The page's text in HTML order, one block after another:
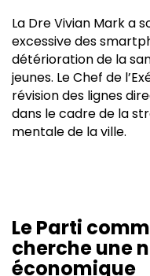
La Dre Vivian Mark a
excessive des
détérioration de la
jeunes. Le Chef de
révision des lignes
dans le cadre de la
mentale de la ville.
Le Parti
cherche une
économique